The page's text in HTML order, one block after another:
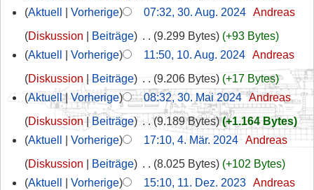
Aktuell
Vorherige 07:32, 30. Aug. 2024‎ Andreas
Diskussion
Beiträge 9.299 Bytes
+93 Bytes
Aktuell
Vorherige 11:50, 10. Aug. 2024‎ Andreas
Diskussion
Beiträge 9.206 Bytes
+17 Bytes
Aktuell
Vorherige 08:32, 30. Mai 2024‎ Andreas
Diskussion
Beiträge ‎ 9.189 Bytes
+1.164 Bytes
Aktuell
Vorherige 17:10, 4. Mär. 2024‎ Andreas
Diskussion
Beiträge 8.025 Bytes
+102 Bytes
Aktuell
Vorherige 15:10, 11. Dez. 2023‎ Andreas